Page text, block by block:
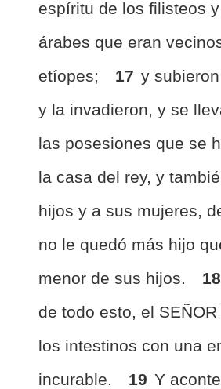
espíritu de los filisteos
árabes que eran
etíopes;
17 y
y la invadieron, y se
las posesiones que se
la casa del rey, y
hijos y a sus mujeres,
no le quedó más hijo
menor de sus hijos.
18
de todo esto, el
los intestinos con una
incurable.
19 Y